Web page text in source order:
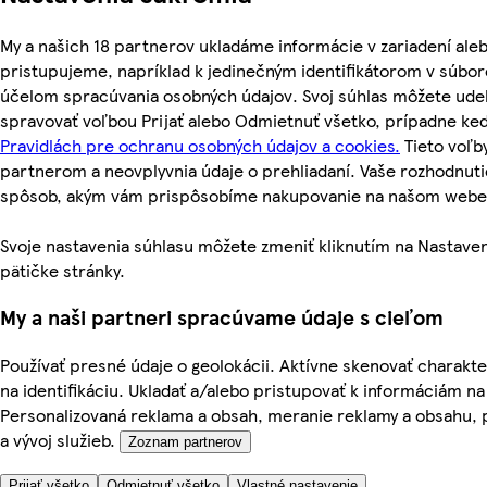
My a našich 18 partnerov ukladáme informácie v zariadení
pristupujeme, napríklad k jedinečným identifikátorom v
účelom spracúvania osobných údajov. Svoj súhlas môžete
spravovať voľbou Prijať alebo Odmietnuť všetko, prípadne
Pravidlách pre ochranu osobných údajov a cookies. Tieto
partnerom a neovplyvnia údaje o prehliadaní. Vaše
spôsob, akým vám prispôsobíme nakupovanie na našom
Svoje nastavenia súhlasu môžete zmeniť kliknutím na
pätičke stránky.
My a naši partneri spracúvame údaje s cieľom
Používať presné údaje o geolokácii. Aktívne skenovať
na identifikáciu. Ukladať a/alebo pristupovať k informáciám
Personalizovaná reklama a obsah, meranie reklamy a
a vývoj služieb.
Zoznam partnerov